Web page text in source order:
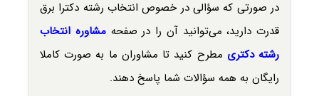
در صورتی که سؤالی در خصوص انتخاب رشته دکترا برق
قدرت دارید، می‌توانید آن را در صفحهمشاوره انتخاب
رشته دکتری مطرح کنید تا مشاوران ما به صورت کاملا
رایگان به همه سؤالات شما پاسخ دهند.